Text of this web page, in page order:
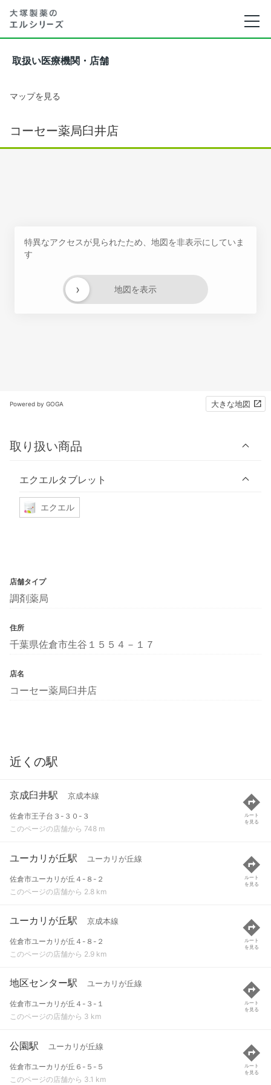
取扱い医療機関・店舗
マップを見る
コーセー薬局臼井店
特異なアクセスが見られたため、地図を非表示にしていま
す
地図を表示
›
Powered by GOGA 大きな地図
取り扱い商品
エクエルタブレット
エクエル
店舗タイプ
調剤薬局
住所
千葉県佐倉市生谷１５５４－１７
店名
コーセー薬局臼井店
近くの駅
京成臼井駅 京成本線
佐倉市王子台３-３０-３
このページの店舗から 748 m
ルート
を見る
ユーカリが丘駅 ユーカリが丘線
佐倉市ユーカリが丘４-８-２
このページの店舗から 2.8 km
ルート
を見る
ユーカリが丘駅 京成本線
佐倉市ユーカリが丘４-８-２
このページの店舗から 2.9 km
ルート
を見る
地区センター駅 ユーカリが丘線
佐倉市ユーカリが丘４-３-１
このページの店舗から 3 km
ルート
を見る
公園駅 ユーカリが丘線
佐倉市ユーカリが丘６-５-５
このページの店舗から 3.1 km
ルート
を見る